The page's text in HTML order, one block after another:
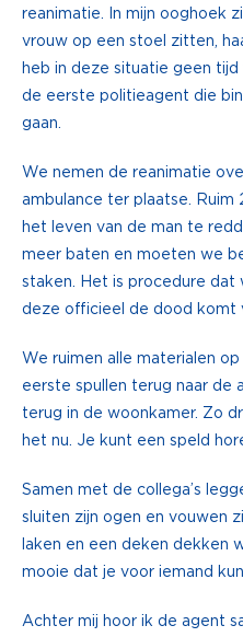
reanimatie. In mijn ooghoek
vrouw op een stoel zitten,
heb in deze situatie geen
de eerste politieagent die
gaan.
We nemen de reanimatie
ambulance ter plaatse.
het leven van de man te
meer baten en moeten we
staken. Het is procedure dat
deze officieel de dood komt
We ruimen alle materialen
eerste spullen terug naar de
terug in de woonkamer. Zo
het nu. Je kunt een speld
Samen met de collega’s
sluiten zijn ogen en vouwen
laken en een deken dekken
mooie dat je voor iemand
Achter mij hoor ik de agent